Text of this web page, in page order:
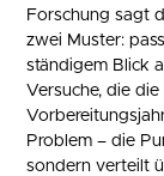
Forschung sagt
zwei Muster:
ständigem Blick
Versuche, die
Problem – die
sondern verteilt